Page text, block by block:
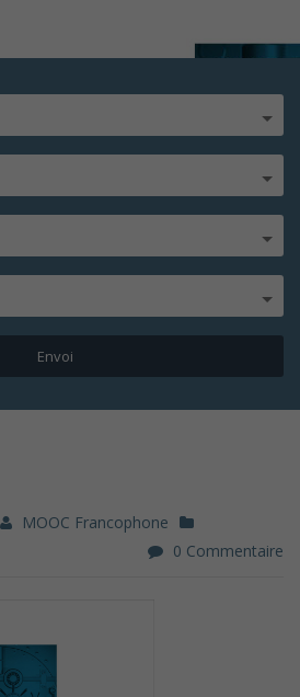
MOOC Francophone
0 Commentaire